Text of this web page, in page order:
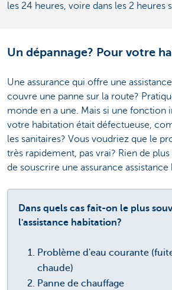
les 24 heures, voire dans les 2 heures
Un dépannage? Pour votre
Une assurance qui offre une
couvre une panne sur la route?
monde en a une. Mais si une fonction
votre habitation était défectueuse,
les sanitaires? Vous voudriez que le
très rapidement, pas vrai? Rien de
de souscrire une assurance assistance
Dans quels cas fait-on le plus
l'assistance habitation?
Problème d'eau courante
chaude)
Panne de chauffage